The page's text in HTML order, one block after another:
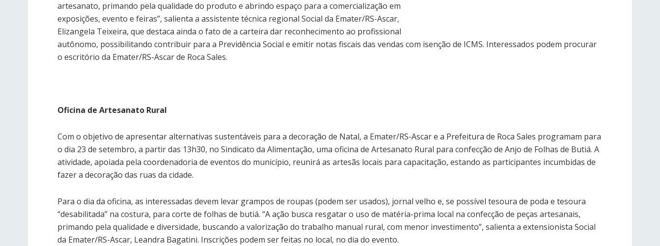
artesanato, primando pela qualidade do produto e abrindo espaço para a comercialização em
exposições, evento e feiras”, salienta a assistente técnica regional Social da Emater/RS-Ascar,
Elizangela Teixeira, que destaca ainda o fato de a carteira dar reconhecimento ao profissional
autônomo, possibilitando contribuir para a Previdência Social e emitir notas fiscais das vendas com isenção de ICMS. Interessados podem procurar
o escritório da Emater/RS-Ascar de Roca Sales.
Oficina de Artesanato Rural
Com o objetivo de apresentar alternativas sustentáveis para a decoração de Natal, a Emater/RS-Ascar e a Prefeitura de Roca Sales programam para
o dia 23 de setembro, a partir das 13h30, no Sindicato da Alimentação, uma oficina de Artesanato Rural para confecção de Anjo de Folhas de Butiá. A
atividade, apoiada pela coordenadoria de eventos do município, reunirá as artesãs locais para capacitação, estando as participantes incumbidas de
fazer a decoração das ruas da cidade.
Para o dia da oficina, as interessadas devem levar grampos de roupas (podem ser usados), jornal velho e, se possível tesoura de poda e tesoura
“desabilitada” na costura, para corte de folhas de butiá. “A ação busca resgatar o uso de matéria-prima local na confecção de peças artesanais,
primando pela qualidade e diversidade, buscando a valorização do trabalho manual rural, com menor investimento”, salienta a extensionista Social
da Emater/RS-Ascar, Leandra Bagatini. Inscrições podem ser feitas no local, no dia do evento.